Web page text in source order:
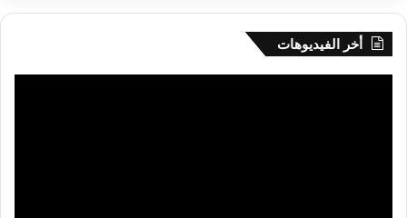
أخر الفيديوهات